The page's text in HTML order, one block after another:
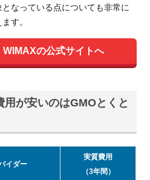
なっている点についても非常に
す。
の公式サイトへ
が安いのはGMOとくと
イダー
実質費用
（3年間）